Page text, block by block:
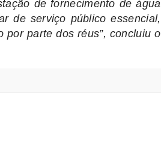
de fornecimento de água
de serviço público essencial,
por parte dos réus”, concluiu o